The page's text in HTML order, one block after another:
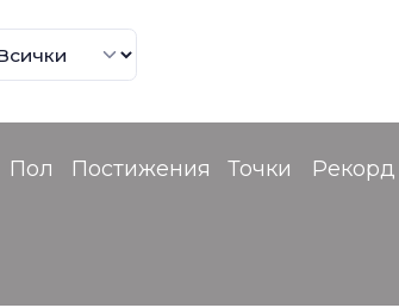
Пол Постижения Точки Рекорд